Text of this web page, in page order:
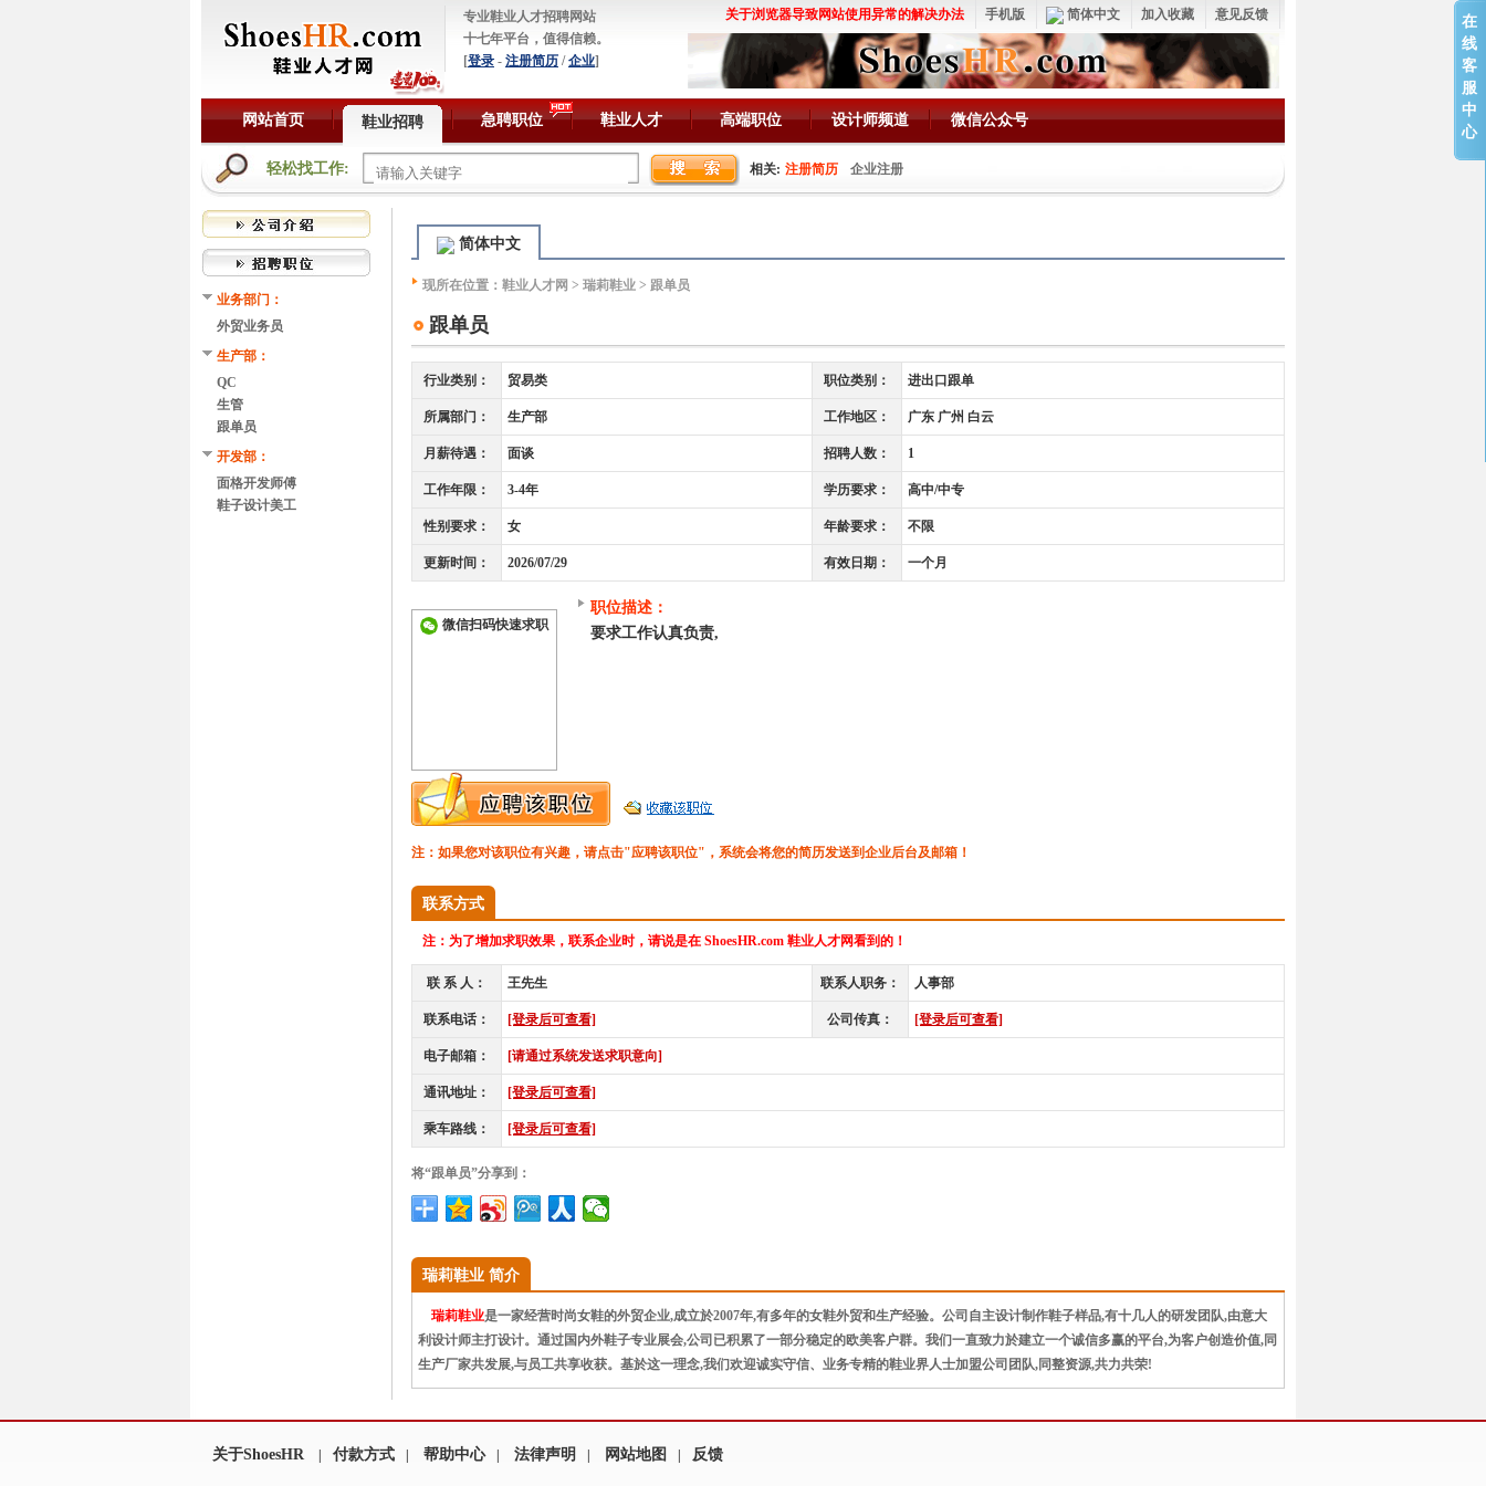
专业鞋业人才招聘网站
十七年平台，值得信赖。
[登录 - 注册简历 /企业]
意见反馈
加入收藏
简体中文
手机版
关于浏览器导致网站使用异常的解决办法
网站首页 鞋业招聘 急聘职位 鞋业人才 高端职位 设计师频道 微信公众号
轻松找工作: 相关: 注册简历 企业注册
简体中文
现所在位置： 鞋业人才网 > 瑞莉鞋业 > 跟单员
跟单员
行业类别： 贸易类 职位类别： 进出口跟单
所属部门： 生产部 工作地区： 广东 广州 白云
月薪待遇： 面谈 招聘人数： 1
工作年限： 3-4年 学历要求： 高中/中专
性别要求： 女 年龄要求： 不限
更新时间： 2026/07/29 有效日期： 一个月
微信扫码快速求职
职位描述：
要求工作认真负责,
注：如果您对该职位有兴趣，请点击"应聘该职位"，系统会将您的简历发送到企业后台及邮箱！
联系方式
注： 为了增加求职效果，联系企业时，请说是在 ShoesHR.com 鞋业人才网看到的！
联 系 人： 王先生 联系人职务： 人事部
联系电话： [登录后可查看] 公司传真： [登录后可查看]
电子邮箱： [请通过系统发送求职意向]
通讯地址： [登录后可查看]
乘车路线： [登录后可查看]
将“跟单员”分享到：
瑞莉鞋业 简介
瑞莉鞋业是一家经营时尚女鞋的外贸企业,成立於2007年,有多年的女鞋外贸和生产经验。公司自主设计制作鞋子样品,有十几人的研发团队,由意大
利设计师主打设计。通过国内外鞋子专业展会,公司已积累了一部分稳定的欧美客户群。我们一直致力於建立一个诚信多赢的平台,为客户创造价值,同
生产厂家共发展,与员工共享收获。基於这一理念,我们欢迎诚实守信、业务专精的鞋业界人士加盟公司团队,同整资源,共力共荣!
业务部门：
外贸业务员
生产部：
QC
生管
跟单员
开发部：
面格开发师傅
鞋子设计美工
在
线
客
服
中
心
关于ShoesHR 付款方式 帮助中心 法律声明 网站地图 反馈